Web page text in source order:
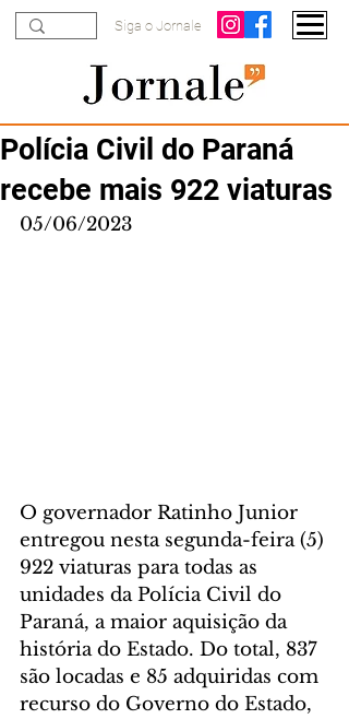
Siga o Jornale
Polícia Civil do Paraná
recebe mais 922 viaturas
05/06/2023
O governador Ratinho Junior
entregou nesta segunda-feira (5)
922 viaturas para todas as
unidades da Polícia Civil do
Paraná, a maior aquisição da
história do Estado. Do total, 837
são locadas e 85 adquiridas com
recurso do Governo do Estado,